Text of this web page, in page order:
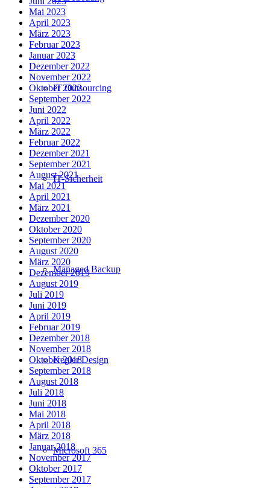
IT Outsourcing
IT-Sicherheit
Managed Backup
Kegler Design
Microsoft 365
Mai 2023
April 2023
März 2023
Februar 2023
Januar 2023
Dezember 2022
November 2022
Oktober 2022
September 2022
Juni 2022
April 2022
März 2022
Februar 2022
Dezember 2021
September 2021
August 2021
Mai 2021
April 2021
März 2021
Dezember 2020
Oktober 2020
September 2020
August 2020
März 2020
Dezember 2019
August 2019
Juli 2019
Juni 2019
April 2019
Februar 2019
Dezember 2018
November 2018
Oktober 2018
September 2018
August 2018
Juli 2018
Juni 2018
Mai 2018
April 2018
März 2018
Januar 2018
November 2017
Oktober 2017
September 2017